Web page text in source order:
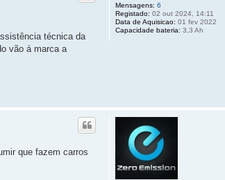
Mensagens: 6
Registado: 02 out 2024, 14:11
Data de Aquisicao: 01 fev 2022
Capacidade bateria: 3,3 Ah
técnica da
vão á marca a
que fazem carros